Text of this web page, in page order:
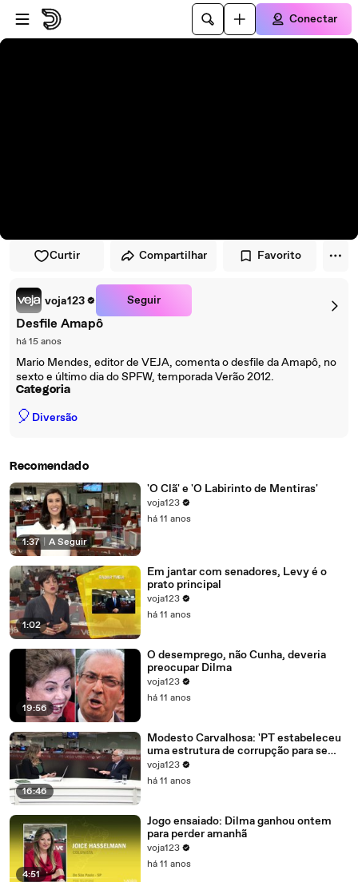
Pular para o player
Ir para o conteúdo principal
Conectar
Curtir Compartilhar Favorito
voja123 Seguir
Desfile Amapô
há 15 anos
Mario Mendes, editor de VEJA, comenta o desfile da Amapô, no
sexto e último dia do SPFW, temporada Verão 2012.
Categoria
🎈 Diversão
Recomendado
1:37 A Seguir
'O Clã' e 'O Labirinto de Mentiras'
voja123
há 11 anos
1:02
Em jantar com senadores, Levy é o
prato principal
voja123
há 11 anos
19:56
O desemprego, não Cunha, deveria
preocupar Dilma
voja123
há 11 anos
16:46
Modesto Carvalhosa: 'PT estabeleceu
uma estrutura de corrupção para se
manter no poder'
voja123
há 11 anos
4:51
Jogo ensaiado: Dilma ganhou ontem
para perder amanhã
voja123
há 11 anos